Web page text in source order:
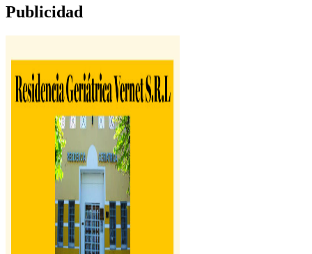
Publicidad